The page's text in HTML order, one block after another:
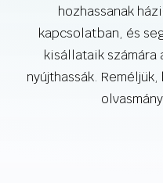
hozhassanak
kapcsolatban, és
kisállataik
nyújthassák.